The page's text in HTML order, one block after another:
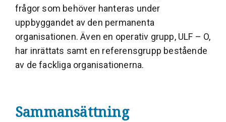
frågor som behöver hanteras under
uppbyggandet av den permanenta
organisationen. Även en operativ grupp, ULF – O,
har inrättats samt en referensgrupp bestående
av de fackliga organisationerna.
Sammansättning